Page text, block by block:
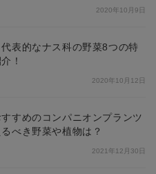
2020年10月9日
代表的なナス科の野菜8つの特
！
2020年10月12日
すめのコンパニオンプランツ
べき野菜や植物は？
2021年12月30日